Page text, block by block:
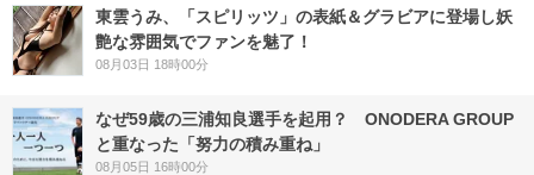
東雲うみ、「スピリッツ」の表紙＆グラビアに登場し妖
艶な雰囲気でファンを魅了！
08月03日 18時00分
なぜ59歳の三浦知良選手を起用？ ONODERA GROUP
と重なった「努力の積み重ね」
08月05日 16時00分